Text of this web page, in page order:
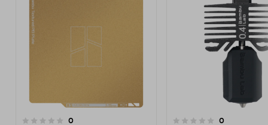
0anmeldelser
0.0 av 5 stjerner 0anmeldelser
0.0av 5 stjerner